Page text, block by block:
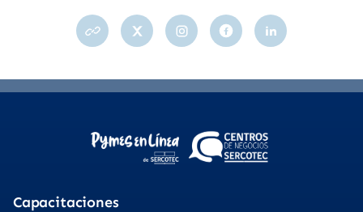
Capacitaciones